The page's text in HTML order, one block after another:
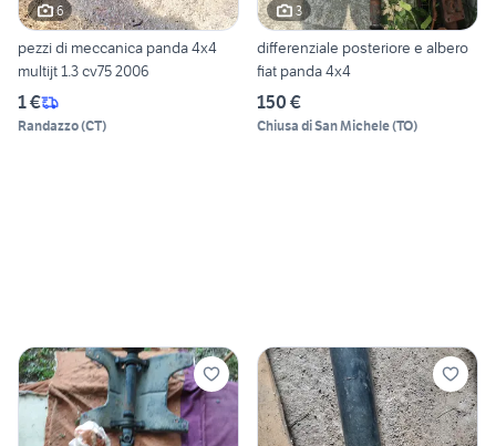
6
pezzi di meccanica panda 4x4
multijt 1.3 cv75 2006
1 €
Randazzo(CT)
3
differenziale posteriore e albero
fiat panda 4x4
150 €
Chiusa di San Michele(TO)